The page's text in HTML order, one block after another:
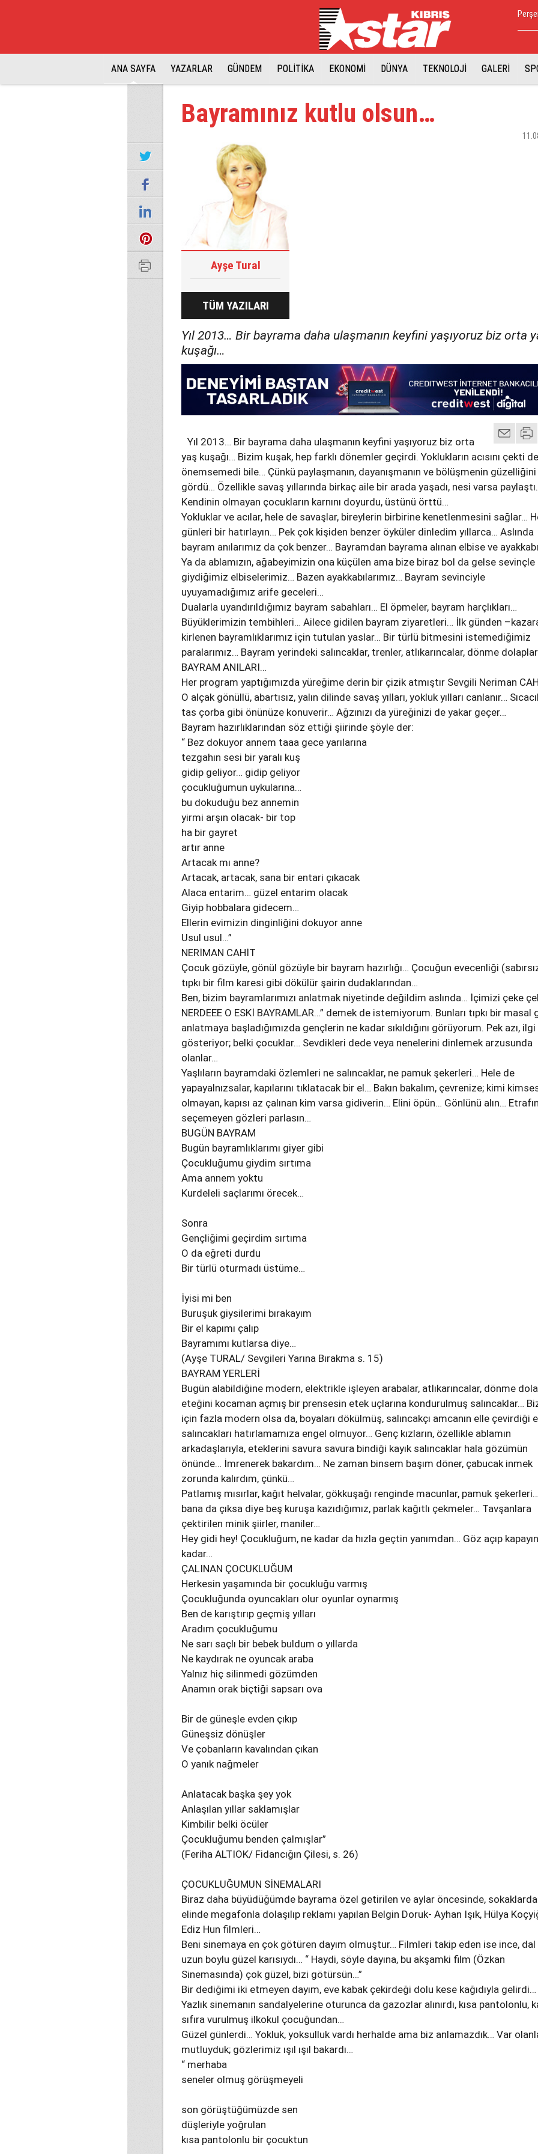
ANA SAYFA YAZARLAR GÜNDEM POLİTİKA EKONOMİ DÜNYA TEKNOLOJİ GALERİ
Bayramınız kutlu olsun…
Ayşe Tural
TÜM YAZILARI
Yıl 2013… Bir bayrama daha ulaşmanın keyfini yaşıyoruz biz orta
kuşağı…
Yıl 2013… Bir bayrama daha ulaşmanın keyfini yaşıyoruz biz orta
yaş kuşağı… Bizim kuşak, hep farklı dönemler geçirdi. Yoklukların acısını çekti de
önemsemedi bile… Çünkü paylaşmanın, dayanışmanın ve bölüşmenin güzelliğini
gördü… Özellikle savaş yıllarında birkaç aile bir arada yaşadı, nesi varsa
Kendinin olmayan çocukların karnını doyurdu, üstünü örttü…
Yokluklar ve acılar, hele de savaşlar, bireylerin birbirine kenetlenmesini sağlar…
günleri bir hatırlayın… Pek çok kişiden benzer öyküler dinledim yıllarca… Aslında
bayram anılarımız da çok benzer… Bayramdan bayrama alınan elbise ve
Ya da ablamızın, ağabeyimizin ona küçülen ama bize biraz bol da gelse sevinçle
giydiğimiz elbiselerimiz… Bazen ayakkabılarımız… Bayram sevinciyle
uyuyamadığımız arife geceleri…
Dualarla uyandırıldığımız bayram sabahları… El öpmeler, bayram harçlıkları…
Büyüklerimizin tembihleri… Ailece gidilen bayram ziyaretleri… İlk günden
kirlenen bayramlıklarımız için tutulan yaslar… Bir türlü bitmesini istemediğimiz
paralarımız… Bayram yerindeki salıncaklar, trenler, atlıkarıncalar, dönme
BAYRAM ANILARI…
Her program yaptığımızda yüreğime derin bir çizik atmıştır Sevgili Neriman
O alçak gönüllü, abartısız, yalın dilinde savaş yılları, yokluk yılları canlanır…
tas çorba gibi önünüze konuverir… Ağzınızı da yüreğinizi de yakar geçer…
Bayram hazırlıklarından söz ettiği şiirinde şöyle der:
“ Bez dokuyor annem taaa gece yarılarına
tezgahın sesi bir yaralı kuş
gidip geliyor… gidip geliyor
çocukluğumun uykularına…
bu dokuduğu bez annemin
yirmi arşın olacak- bir top
ha bir gayret
artır anne
Artacak mı anne?
Artacak, artacak, sana bir entari çıkacak
Alaca entarim… güzel entarim olacak
Giyip hobbalara gidecem…
Ellerin evimizin dinginliğini dokuyor anne
Usul usul…”
NERİMAN CAHİT
Çocuk gözüyle, gönül gözüyle bir bayram hazırlığı… Çocuğun evecenliği
tıpkı bir film karesi gibi dökülür şairin dudaklarından…
Ben, bizim bayramlarımızı anlatmak niyetinde değildim aslında… İçimizi çeke
NERDEEE O ESKİ BAYRAMLAR…” demek de istemiyorum. Bunları tıpkı bir masal
anlatmaya başladığımızda gençlerin ne kadar sıkıldığını görüyorum. Pek azı, ilgi
gösteriyor; belki çocuklar… Sevdikleri dede veya nenelerini dinlemek arzusunda
olanlar…
Yaşlıların bayramdaki özlemleri ne salıncaklar, ne pamuk şekerleri… Hele de
yapayalnızsalar, kapılarını tıklatacak bir el… Bakın bakalım, çevrenize; kimi
olmayan, kapısı az çalınan kim varsa gidiverin… Elini öpün… Gönlünü alın…
seçemeyen gözleri parlasın…
BUGÜN BAYRAM
Bugün bayramlıklarımı giyer gibi
Çocukluğumu giydim sırtıma
Ama annem yoktu
Kurdeleli saçlarımı örecek…
Sonra
Gençliğimi geçirdim sırtıma
O da eğreti durdu
Bir türlü oturmadı üstüme…
İyisi mi ben
Buruşuk giysilerimi bırakayım
Bir el kapımı çalıp
Bayramımı kutlarsa diye…
(Ayşe TURAL/ Sevgileri Yarına Bırakma s. 15)
BAYRAM YERLERİ
Bugün alabildiğine modern, elektrikle işleyen arabalar, atlıkarıncalar, dönme
eteğini kocaman açmış bir prensesin etek uçlarına kondurulmuş salıncaklar…
için fazla modern olsa da, boyaları dökülmüş, salıncakçı amcanın elle çevirdiği
salıncakları hatırlamamıza engel olmuyor… Genç kızların, özellikle ablamın
arkadaşlarıyla, eteklerini savura savura bindiği kayık salıncaklar hala gözümün
önünde… İmrenerek bakardım… Ne zaman binsem başım döner, çabucak inmek
zorunda kalırdım, çünkü…
Patlamış mısırlar, kağıt helvalar, gökkuşağı renginde macunlar, pamuk
bana da çıksa diye beş kuruşa kazıdığımız, parlak kağıtlı çekmeler… Tavşanlara
çektirilen minik şiirler, maniler…
Hey gidi hey! Çocukluğum, ne kadar da hızla geçtin yanımdan… Göz açıp
kadar…
ÇALINAN ÇOCUKLUĞUM
Herkesin yaşamında bir çocukluğu varmış
Çocukluğunda oyuncakları olur oyunlar oynarmış
Ben de karıştırıp geçmiş yılları
Aradım çocukluğumu
Ne sarı saçlı bir bebek buldum o yıllarda
Ne kaydırak ne oyuncak araba
Yalnız hiç silinmedi gözümden
Anamın orak biçtiği sapsarı ova
Bir de güneşle evden çıkıp
Güneşsiz dönüşler
Ve çobanların kavalından çıkan
O yanık nağmeler
Anlatacak başka şey yok
Anlaşılan yıllar saklamışlar
Kimbilir belki öcüler
Çocukluğumu benden çalmışlar”
(Feriha ALTIOK/ Fidancığın Çilesi, s. 26)
ÇOCUKLUĞUMUN SİNEMALARI
Biraz daha büyüdüğümde bayrama özel getirilen ve aylar öncesinde, sokaklarda
elinde megafonla dolaşılıp reklamı yapılan Belgin Doruk- Ayhan Işık, Hülya
Ediz Hun filmleri…
Beni sinemaya en çok götüren dayım olmuştur… Filmleri takip eden ise ince,
uzun boylu güzel karısıydı… “ Haydi, söyle dayına, bu akşamki film (Özkan
Sinemasında) çok güzel, bizi götürsün…”
Bir dediğimi iki etmeyen dayım, eve kabak çekirdeği dolu kese kağıdıyla gelirdi…
Yazlık sinemanın sandalyelerine oturunca da gazozlar alınırdı, kısa pantolonlu,
sıfıra vurulmuş ilkokul çocuğundan…
Güzel günlerdi… Yokluk, yoksulluk vardı herhalde ama biz anlamazdık… Var
mutluyduk; gözlerimiz ışıl ışıl bakardı…
“ merhaba
seneler olmuş görüşmeyeli
son görüştüğümüzde sen
düşleriyle yoğrulan
kısa pantolonlu bir çocuktun